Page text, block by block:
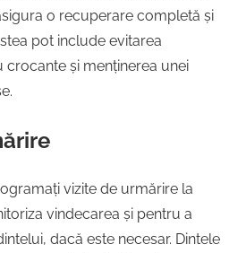
o recuperare completă și
pot include evitarea
și menținerea unei
vizite de urmărire la
vindecarea și pentru a
dacă este necesar. Dintele